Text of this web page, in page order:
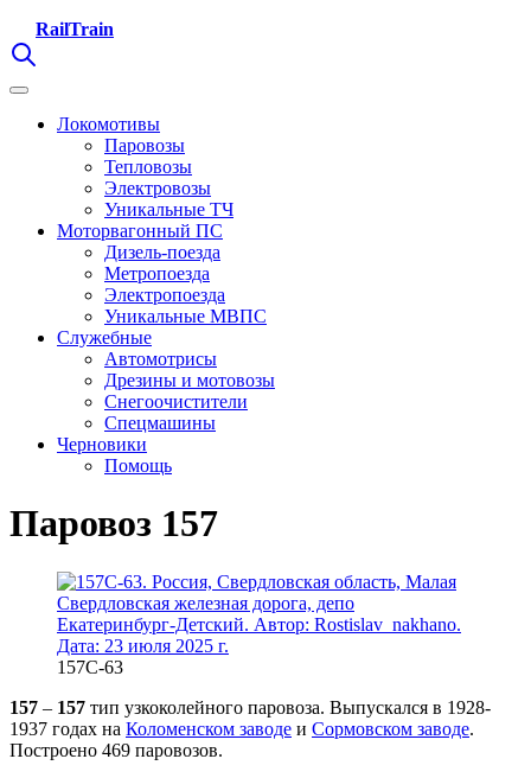
RailTrain
Локомотивы
Паровозы
Тепловозы
Электровозы
Уникальные ТЧ
Моторвагонный ПС
Дизель-поезда
Метропоезда
Электропоезда
Уникальные МВПС
Служебные
Автомотрисы
Дрезины и мотовозы
Снегоочистители
Спецмашины
Черновики
Помощь
Паровоз 157
157С-63
157 – 157 тип узкоколейного паровоза. Выпускался в 1928-
1937 годах на Коломенском заводе и Сормовском заводе.
Построено 469 паровозов.